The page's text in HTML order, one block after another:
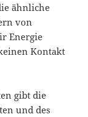
ähnliche
von
Energie
Kontakt
gibt die
und des